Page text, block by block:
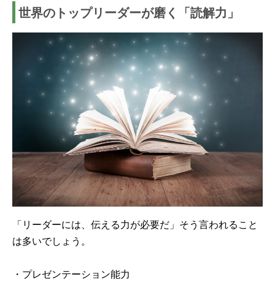
世界のトップリーダーが磨く「読解力」
「リーダーには、伝える力が必要だ」そう言われること
は多いでしょう。
・プレゼンテーション能力